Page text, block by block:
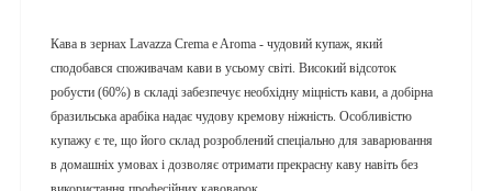
Кава в зернах Lavazza Crema e Aroma - чудовий купаж, який
сподобався споживачам кави в усьому світі. Високий відсоток
робусти (60%) в складі забезпечує необхідну міцність кави, а добірна
бразильська арабіка надає чудову кремову ніжність. Особливістю
купажу є те, що його склад розроблений спеціально для заварювання
в домашніх умовах і дозволяє отримати прекрасну каву навіть без